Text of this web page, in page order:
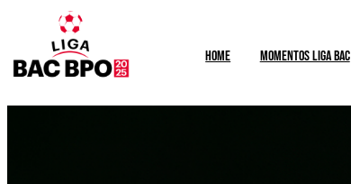
HOME Momentos Liga BAC